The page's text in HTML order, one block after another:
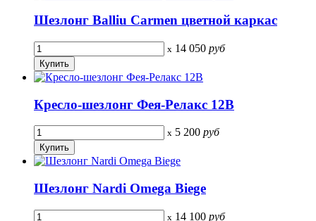
Шезлонг Balliu Carmen цветной каркас
x 14 050 руб
Кресло-шезлонг Фея-Релакс 12B
x 5 200 руб
Шезлонг Nardi Omega Biege
x 14 100 руб